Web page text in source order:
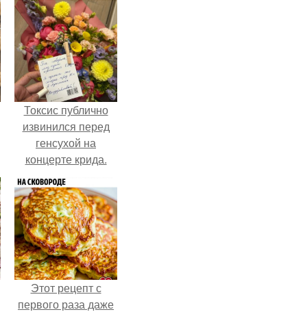
Токсис публично
извинился перед
генсухой на
концерте крида.
Этот рецепт с
первого раза даже